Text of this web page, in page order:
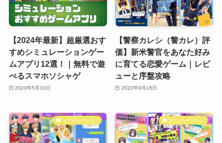
【2024年最新】超厳選おす
すめシミュレーションゲー
ムアプリ12選！｜無料で遊
べるスマホソシャゲ
2023年5月10日
【警察カレシ（警カレ）評
価】新米警官をあなた好み
に育てる恋愛ゲーム｜レビ
ューと序盤攻略
2022年9月18日
シミュレーション シミュレーション